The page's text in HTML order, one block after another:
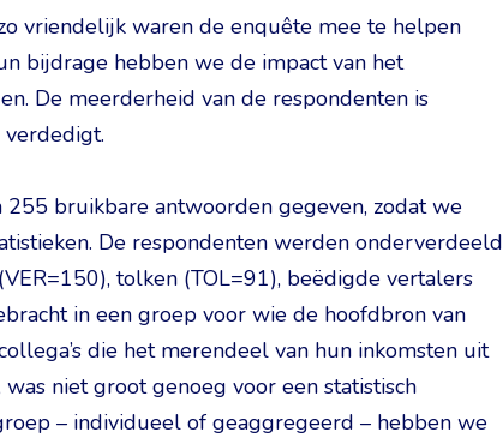
vriendelijk waren de enquête mee te helpen
bijdrage hebben we de impact van het
De meerderheid van de respondenten is
bruikbare antwoorden gegeven, zodat we
De respondenten werden onderverdeeld
tolken (TOL=91), beëdigde vertalers
in een groep voor wie de hoofdbron van
die het merendeel van hun inkomsten uit
niet groot genoeg voor een statistisch
– individueel of geaggregeerd – hebben we